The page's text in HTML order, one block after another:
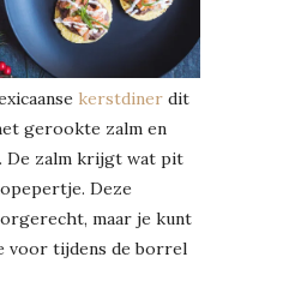
kerstdiner dit
gerookte zalm en
De zalm krijgt wat pit
Deze
maar je kunt
voor tijdens de borrel